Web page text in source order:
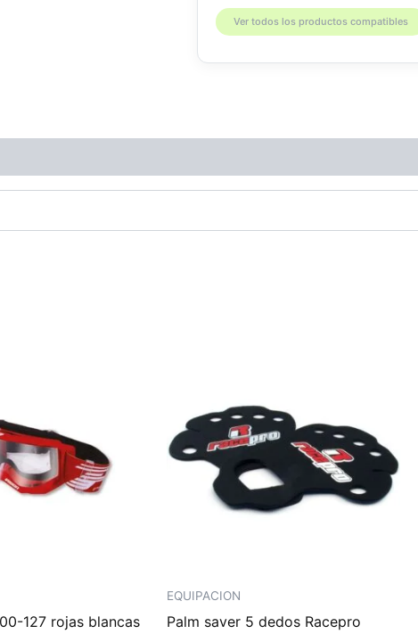
Ver todos los productos compatibles
127 rojas blancas
EQUIPACION
Palm saver 5 dedos Racepro